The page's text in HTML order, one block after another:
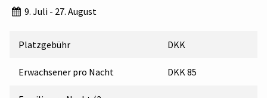
9. Juli - 27. August
Platzgebühr DKK
Erwachsener pro Nacht DKK 85